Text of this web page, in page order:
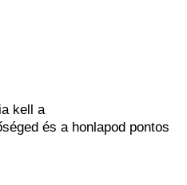
kell a
és a honlapod pontos